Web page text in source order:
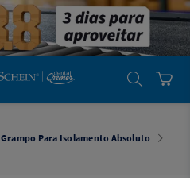
Grampo Para Isolamento Absoluto